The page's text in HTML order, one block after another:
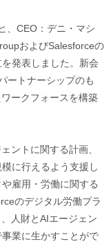
、CEO：デニ・マシ
およびSalesforceの
発表しました。新会
ートナーシップのも
ークフォースを構築
ントに関する計画、
に行えるよう支援し
雇用・労働に関する
のデジタル労働プラ
人財とAIエージェン
業に生かすことがで